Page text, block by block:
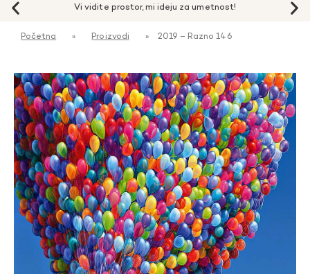
Početna » Proizvodi » 2019 – Razno 146